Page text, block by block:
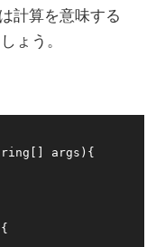
計算を意味する
ょう。
args){
{